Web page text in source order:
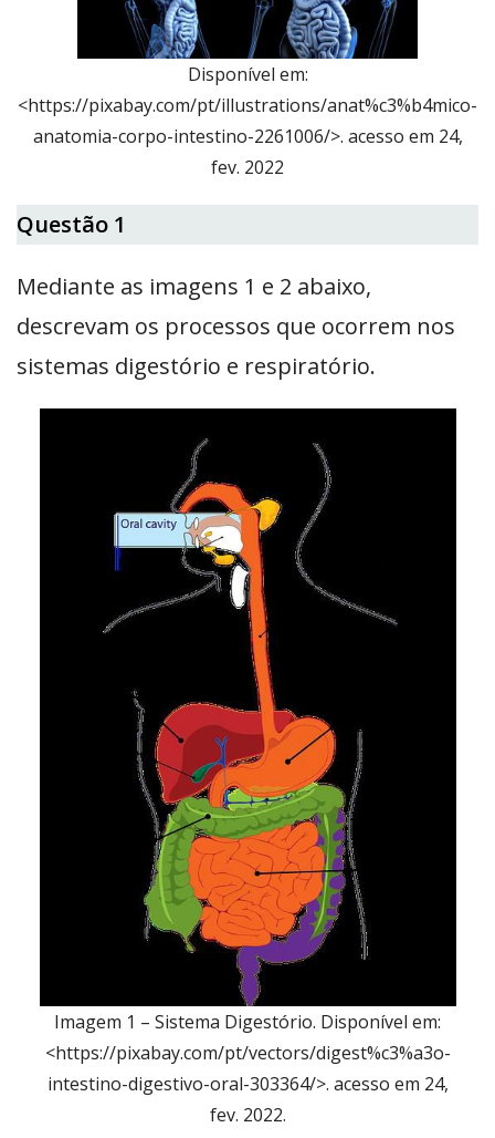
Disponível em:
<https://pixabay.com/pt/illustrations/anat%c3%b4mico-
anatomia-corpo-intestino-2261006/>. acesso em 24,
fev. 2022
Questão 1
Mediante as imagens 1 e 2 abaixo,
descrevam os processos que ocorrem nos
sistemas digestório e respiratório.
Imagem 1 – Sistema Digestório. Disponível em:
<https://pixabay.com/pt/vectors/digest%c3%a3o-
intestino-digestivo-oral-303364/>. acesso em 24,
fev. 2022.